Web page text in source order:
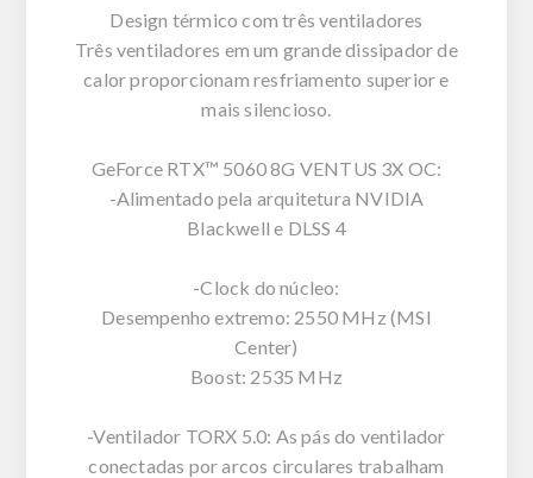
Design térmico com três ventiladores
Três ventiladores em um grande dissipador de
calor proporcionam resfriamento superior e
mais silencioso.
GeForce RTX™ 5060 8G VENTUS 3X OC:
-Alimentado pela arquitetura NVIDIA
Blackwell e DLSS 4
-Clock do núcleo:
Desempenho extremo: 2550 MHz (MSI
Center)
Boost: 2535 MHz
-Ventilador TORX 5.0: As pás do ventilador
conectadas por arcos circulares trabalham